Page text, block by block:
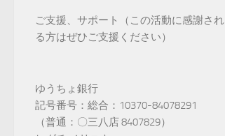
ご支援、サポート（この活動に感謝され
る方はぜひご支援ください）
ゆうちょ銀行
記号番号：総合：10370-84078291
（普通：〇三八店 8407829）